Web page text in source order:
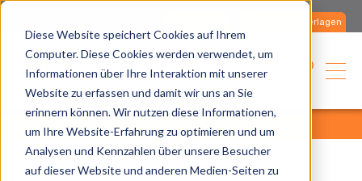
Diese Website speichert Cookies auf Ihrem
Computer. Diese Cookies werden verwendet, um
Informationen über Ihre Interaktion mit unserer
Website zu erfassen und damit wir uns an Sie
erinnern können. Wir nutzen diese Informationen,
um Ihre Website-Erfahrung zu optimieren und um
Analysen und Kennzahlen über unsere Besucher
auf dieser Website und anderen Medien-Seiten zu
Produktunterlagen
Deutsch